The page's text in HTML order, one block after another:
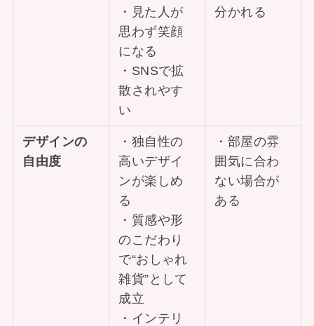
・見た人が
思わず笑顔
になる
・SNSで拡
散されやす
い
分かれる
デザインの
自由度
・独自性の
高いデザイ
ンが楽しめ
る
・質感や形
のこだわり
で“おしゃれ
雑貨”として
成立
・インテリ
・部屋の雰
囲気に合わ
ない場合が
ある